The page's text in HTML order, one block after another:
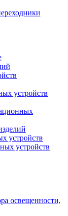
устройств
устройств
устройств
освещенности,